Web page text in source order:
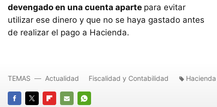
devengado en una cuenta aparte para evitar
utilizar ese dinero y que no se haya gastado antes
de realizar el pago a Hacienda.
TEMAS Actualidad Fiscalidad y Contabilidad Hacienda